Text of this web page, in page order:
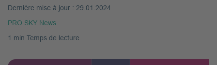
Dernière mise à jour : 29.01.2024
PRO SKY News
1 min Temps de lecture